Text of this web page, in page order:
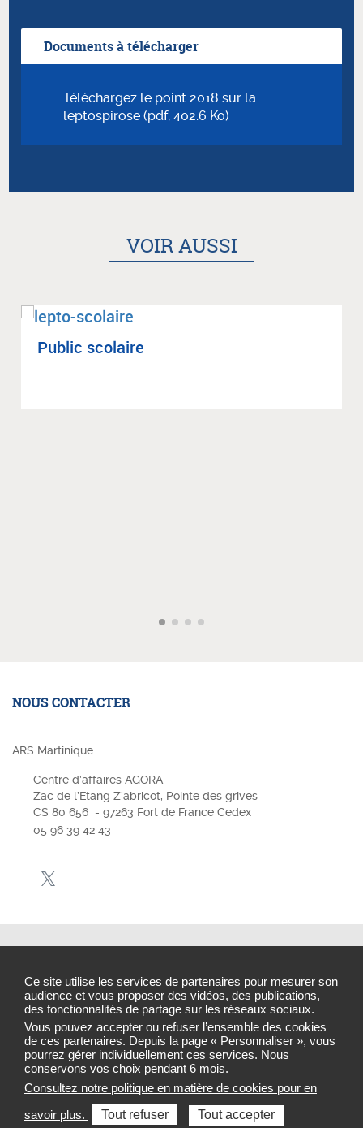
Ce site utilise les services de partenaires pour mesurer son
audience et vous proposer des vidéos, des publications,
des fonctionnalités de partage sur les réseaux sociaux.
Vous pouvez accepter ou refuser l’ensemble des cookies
de ces partenaires. Depuis la page « Personnaliser », vous
pourrez gérer individuellement ces services. Nous
conservons vos choix pendant 6 mois.
Consultez notre politique en matière de cookies pour en
savoir plus.
Tout refuser Tout accepter
Documents à télécharger
Téléchargez le point 2018 sur la
leptospirose (pdf, 402.6 Ko)
VOIR AUSSI
Public sco­laire
NOUS CONTACTER
ARS Martinique
Centre d’affaires AGORA
Zac de l’Etang Z’abricot, Pointe des grives
CS 80 656 - 97263 Fort de France Cedex
05 96 39 42 43
Plan du site
Gestion des cookies
Sélectionnez une région pour accéder au site de votre